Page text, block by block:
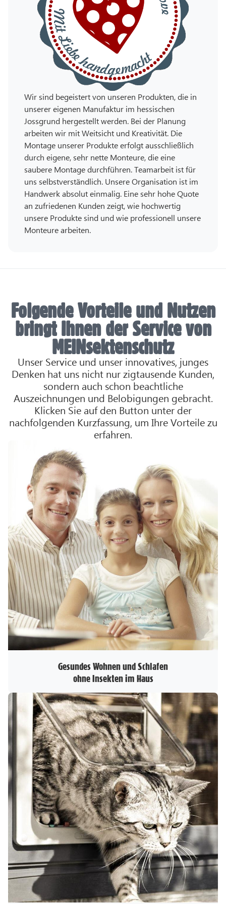
Wir sind begeistert von unseren Produkten, die in
unserer eigenen Manufaktur im hessischen
Jossgrund hergestellt werden. Bei der Planung
arbeiten wir mit Weitsicht und Kreativität. Die
Montage unserer Produkte erfolgt ausschließlich
durch eigene, sehr nette Monteure, die eine
saubere Montage durchführen. Teamarbeit ist für
uns selbstverständlich. Unsere Organisation ist im
Handwerk absolut einmalig. Eine sehr hohe Quote
an zufriedenen Kunden zeigt, wie hochwertig
unsere Produkte sind und wie professionell unsere
Monteure arbeiten.
Folgende Vorteile und Nutzen
bringt Ihnen der Service von
MEINsektenschutz
Unser Service und unser innovatives, junges
Denken hat uns nicht nur zigtausende Kunden,
sondern auch schon beachtliche
Auszeichnungen und Belobigungen gebracht.
Klicken Sie auf den Button unter der
nachfolgenden Kurzfassung, um Ihre Vorteile zu
erfahren.
Gesundes Wohnen und Schlafen
ohne Insekten im Haus